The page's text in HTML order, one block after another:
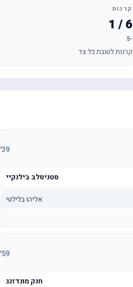
קרנות
6 / 1
-5
קרנות לטובת כל צד
39
'
סטניסלב בילנקיי
אליהו בלילטי
59
'
חנק מונדזנג